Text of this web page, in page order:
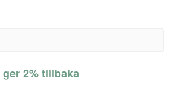
2% tillbaka